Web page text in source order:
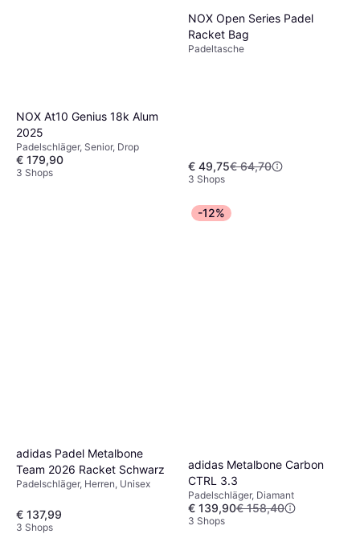
NOX At10 Genius 18k Alum
2025
Padelschläger, Senior, Drop
€ 179,90
3 Shops
NOX Open Series Padel
Racket Bag
Padeltasche
€ 49,75€ 64,70
3 Shops
adidas Padel Metalbone
Team 2026 Racket Schwarz
Padelschläger, Herren, Unisex
€ 137,99
3 Shops
-12%
adidas Metalbone Carbon
CTRL 3.3
Padelschläger, Diamant
€ 139,90€ 158,40
3 Shops